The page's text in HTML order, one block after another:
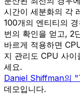
시간이 세분화의 각
100개의 엔티티의
번의 확인을 얻고, 2
바르게 적용하면
지 관리도 CPU 사
세요.
Daniel Shiffman의
데모입니다.